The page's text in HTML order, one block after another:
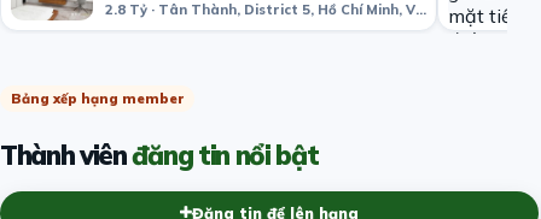
2.8 Tỷ · Tân Thành, District 5, Hồ Chí Minh, Việt Nam
Bảng xếp hạng member
Thành viênđăng tin nổi bật
Đăng tin để lên hạng